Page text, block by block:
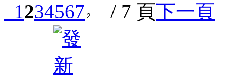
1234567 / 7 頁下一頁